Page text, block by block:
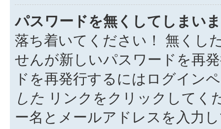
パスワードを無くしてしまい
落ち着いてください！ 無くし
せんが新しいパスワードを再
ドを再発行するにはログイン
した リンクをクリックしてく
ー名とメールアドレスを入力